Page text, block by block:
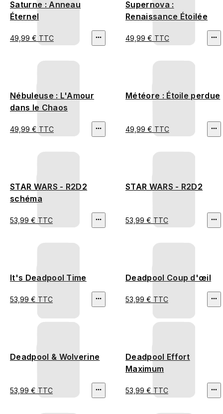
Saturne : Anneau
Éternel
49,99 € TTC
Supernova :
Renaissance Étoilée
49,99 € TTC
Nébuleuse : L'Amour
dans le Chaos
49,99 € TTC
Météore : Étoile perdue
49,99 € TTC
STAR WARS - R2D2
schéma
53,99 € TTC
STAR WARS - R2D2
53,99 € TTC
It's Deadpool Time
53,99 € TTC
Deadpool Coup d'œil
53,99 € TTC
Deadpool & Wolverine
53,99 € TTC
Deadpool Effort
Maximum
53,99 € TTC